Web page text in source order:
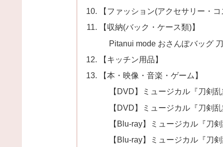
【ファッション(アクセサリー・
【収納(バック・ケース類)】
Pitanui mode おさんぽバッグ
【キッチン用品】
【本・映像・音楽・ゲーム】
【DVD】ミュージカル『刀剣
【DVD】ミュージカル『刀剣
【Blu-ray】ミュージカル『刀
【Blu-ray】ミュージカル『刀